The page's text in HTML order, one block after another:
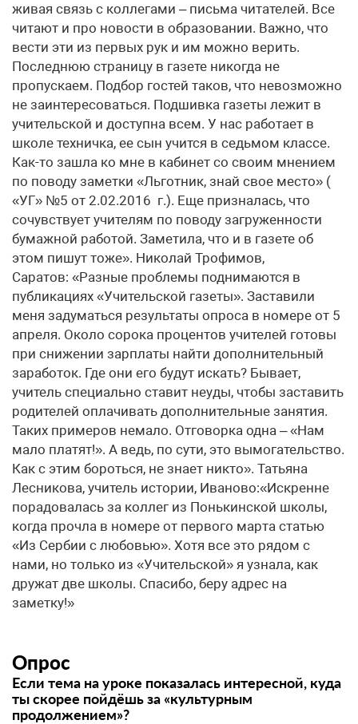
живая связь с коллегами – письма читателей. Все
читают и про новости в образовании. Важно, что
вести эти из первых рук и им можно верить.
Последнюю страницу в газете никогда не
пропускаем. Подбор гостей таков, что невозможно
не заинтересоваться. Подшивка газеты лежит в
учительской и доступна всем. У нас работает в
школе техничка, ее сын учится в седьмом классе.
Как-то зашла ко мне в кабинет со своим мнением
по поводу заметки «Льготник, знай свое место» (
«УГ» №5 от 2.02.2016 г.). Еще призналась, что
сочувствует учителям по поводу загруженности
бумажной работой. Заметила, что и в газете об
этом пишут тоже». Николай Трофимов,
Саратов: «Разные проблемы поднимаются в
публикациях «Учительской газеты». Заставили
меня задуматься результаты опроса в номере от 5
апреля. Около сорока процентов учителей готовы
при снижении зарплаты найти дополнительный
заработок. Где они его будут искать? Бывает,
учитель специально ставит неуды, чтобы заставить
родителей оплачивать дополнительные занятия.
Таких примеров немало. Отговорка одна – «Нам
мало платят!». А ведь, по сути, это вымогательство.
Как с этим бороться, не знает никто». Татьяна
Лесникова, учитель истории, Иваново:«Искренне
порадовалась за коллег из Понькинской школы,
когда прочла в номере от первого марта статью
«Из Сербии с любовью». Хотя все это рядом с
нами, но только из «Учительской» я узнала, как
дружат две школы. Спасибо, беру адрес на
заметку!»
Опрос
Если тема на уроке показалась интересной, куда
ты скорее пойдёшь за «культурным
продолжением»?